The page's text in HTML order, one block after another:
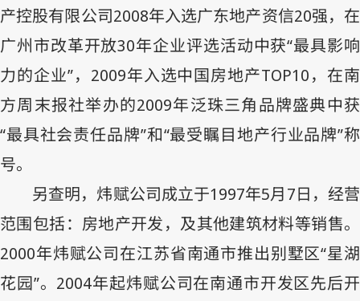
产控股有限公司2008年入选广东地产资信20强，在
广州市改革开放30年企业评选活动中获“最具影响
力的企业”， 2009年入选中国房地产TOP10，在南
方周末报社举办的2009年泛珠三角品牌盛典中获
“最具社会责任品牌”和“最受瞩目地产行业品牌”称
号。
另查明，炜赋公司成立于1997年5月7日，经营
范围包括：房地产开发，及其他建筑材料等销售。
2000年炜赋公司在江苏省南通市推出别墅区“星湖
花园”。 2004年起炜赋公司在南通市开发区先后开